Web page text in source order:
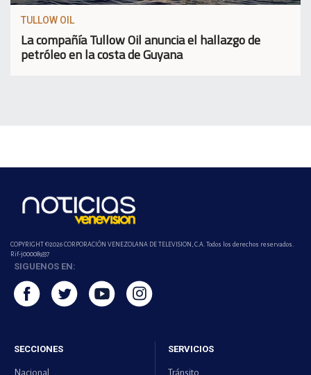
TULLOW OIL
La compañía Tullow Oil anuncia el hallazgo de
petróleo en la costa de Guyana
COPYRIGHT ©2026 CORPORACIÓN VENEZOLANA DE TELEVISION, C.A. Todos los derechos reservados.
Rif-j000089337
SIGUENOS EN:
SECCIONES
Nacional
SERVICIOS
Tránsito